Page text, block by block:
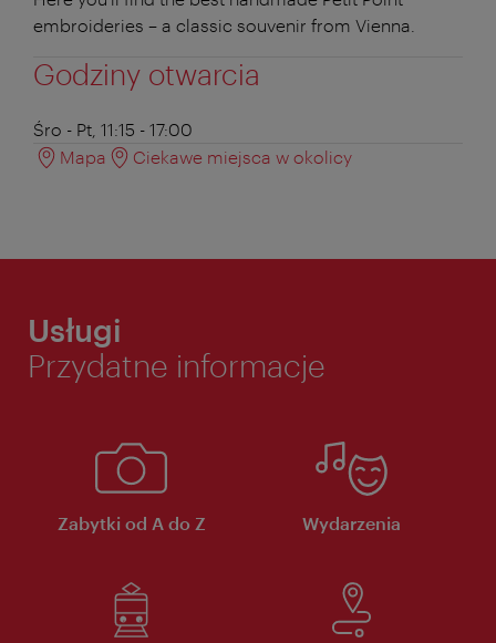
embroideries – a classic souvenir from Vienna.
Godziny otwarcia
Śro - Pt, 11:15 - 17:00
Mapa
Ciekawe miejsca w okolicy
Usługi
Przydatne informacje
Zabytki od A do Z Wydarzenia